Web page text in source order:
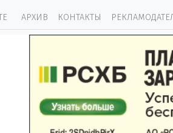
АРХИВ КОНТАКТЫ